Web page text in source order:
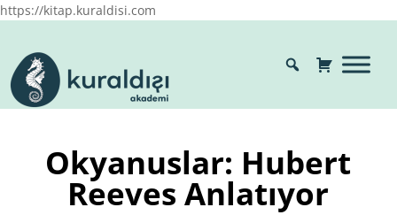
https://kitap.kuraldisi.com
Okyanuslar: Hubert
Reeves Anlatıyor